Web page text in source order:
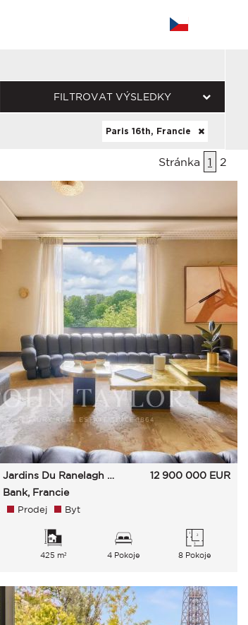
FILTROVAT VÝSLEDKY
Paris 16th, Francie
Stránka 1 2
Du Ranelagh - Paris 16E
Francie
12 900 000 EUR
Prodej Byt
425 m² 4 Pokoje 8 Pokoje